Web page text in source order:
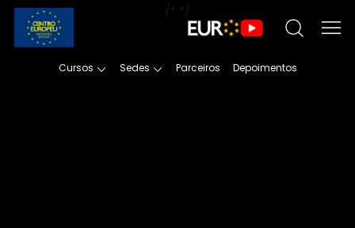
Cursos Sedes Parceiros Depoimentos
/* */